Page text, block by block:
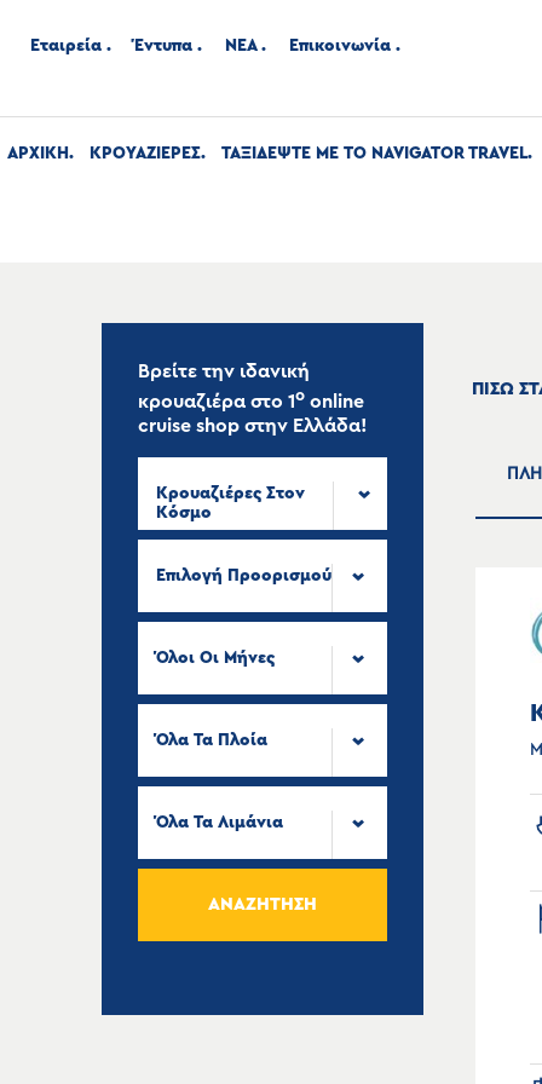
Εταιρεία Έντυπα ΝΕΑ Επικοινωνία
ΑΡΧΙΚΉ ΚΡΟΥΑΖΙΕΡΕΣ ΤΑΞΙΔΕΨΤΕ ΜΕ ΤΟ NAVIGATOR TRAVEL
Βρείτε την ιδανική
κρουαζιέρα στο 1ο online
cruise shop στην Ελλάδα!
Κρουαζιέρες Στον
Κόσμο
Επιλογή Προορισμού
Όλοι Οι Μήνες
Όλα Τα Πλοία
Όλα Τα Λιμάνια
ΑΝΑΖΉΤΗΣΗ
ΠΙΣΩ